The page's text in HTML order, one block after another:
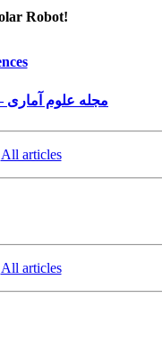
Robot!
مجله علوم آماری
All articles
All articles